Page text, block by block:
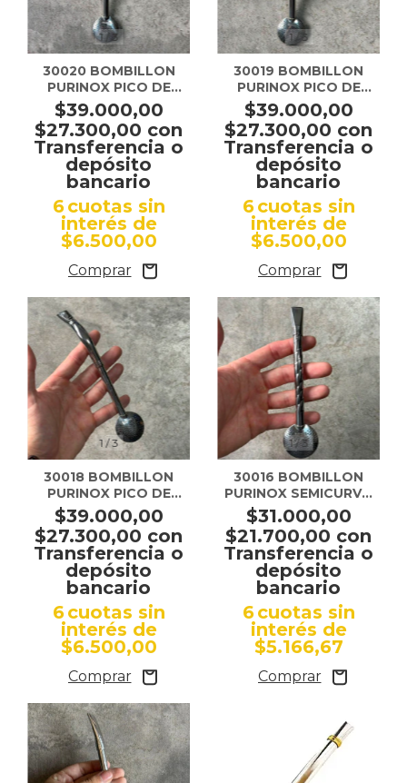
1/ 3
30020 BOMBILLON
PURINOX PICO DE
LORO CINCELADO
$39.000,00
$27.300,00 con
Transferencia o
depósito
bancario
6cuotas sin
interés de
$6.500,00
1/ 3
30019 BOMBILLON
PURINOX PICO DE
LORO LISO ANDES
$39.000,00
$27.300,00 con
Transferencia o
depósito
bancario
6cuotas sin
interés de
$6.500,00
1 /3
30018 BOMBILLON
PURINOX PICO DE
LORO CINCELADO
ANDES
$39.000,00
$27.300,00 con
Transferencia o
depósito
bancario
6cuotas sin
interés de
$6.500,00
1/3
30016 BOMBILLON
PURINOX SEMICURVO
CINCELADO
$31.000,00
$21.700,00 con
Transferencia o
depósito
bancario
6cuotas sin
interés de
$5.166,67